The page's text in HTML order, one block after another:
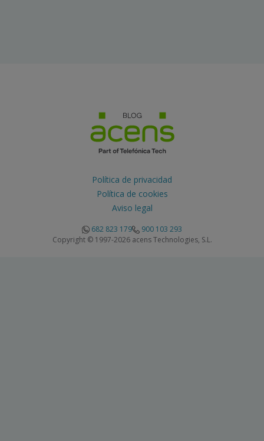
Política de privacidad
Política de cookies
Aviso legal
682 823 179
900 103 293
Copyright © 1997-2026 acens Technologies, S.L.